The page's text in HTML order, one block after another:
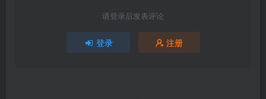
请登录后发表评论
登录 注册